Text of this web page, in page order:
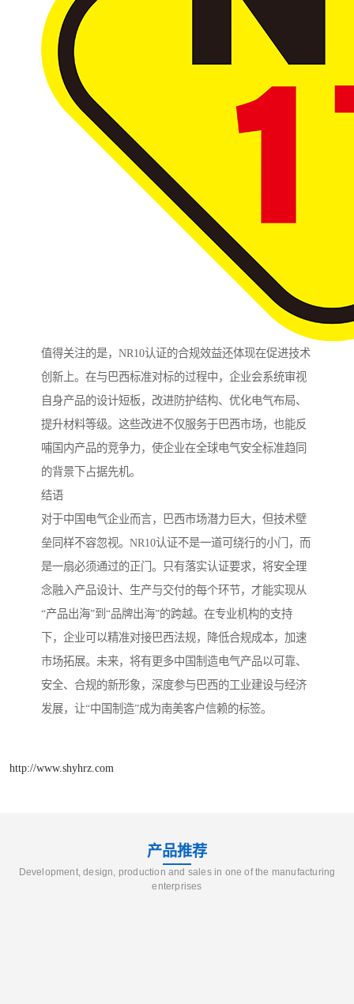
值得关注的是，NR10认证的合规效益还体现在促进技术
创新上。在与巴西标准对标的过程中，企业会系统审视
自身产品的设计短板，改进防护结构、优化电气布局、
提升材料等级。这些改进不仅服务于巴西市场，也能反
哺国内产品的竞争力，使企业在全球电气安全标准趋同
的背景下占据先机。
结语
对于中国电气企业而言，巴西市场潜力巨大，但技术壁
垒同样不容忽视。NR10认证不是一道可绕行的小门，而
是一扇必须通过的正门。只有落实认证要求，将安全理
念融入产品设计、生产与交付的每个环节，才能实现从
“产品出海”到“品牌出海”的跨越。在专业机构的支持
下，企业可以精准对接巴西法规，降低合规成本，加速
市场拓展。未来，将有更多中国制造电气产品以可靠、
安全、合规的新形象，深度参与巴西的工业建设与经济
发展，让“中国制造”成为南美客户信赖的标签。
http://www.shyhrz.com
产品推荐
Development, design, production and sales in one of the manufacturing
enterprises